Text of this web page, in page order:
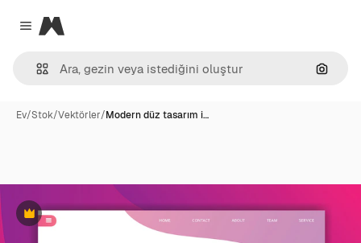
Close menu
Magnific
Ev/Stok/Vektörler/Modern düz tasarım i…
Premium